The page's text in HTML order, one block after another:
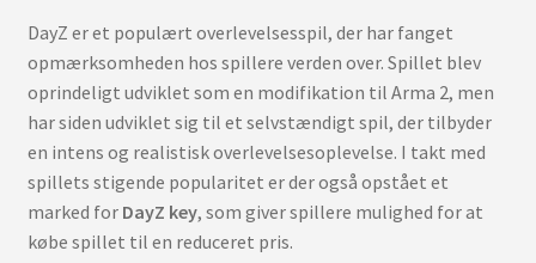
DayZ er et populært overlevelsesspil, der har fanget
opmærksomheden hos spillere verden over. Spillet blev
oprindeligt udviklet som en modifikation til Arma 2, men
har siden udviklet sig til et selvstændigt spil, der tilbyder
en intens og realistisk overlevelsesoplevelse. I takt med
spillets stigende popularitet er der også opstået et
marked for DayZ key, som giver spillere mulighed for at
købe spillet til en reduceret pris.